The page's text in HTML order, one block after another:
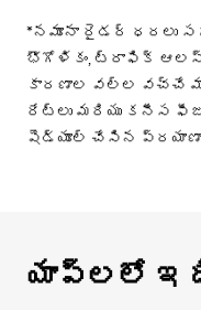
*నమూనా రైడర్ ధరలు
భౌగోళికం, ట్రాఫిక్
కారణాల వల్ల వచ్చే
రేట్లు మరియు కనీస
షెడ్యూల్ చేసిన
యాప్‌లలో ఇది